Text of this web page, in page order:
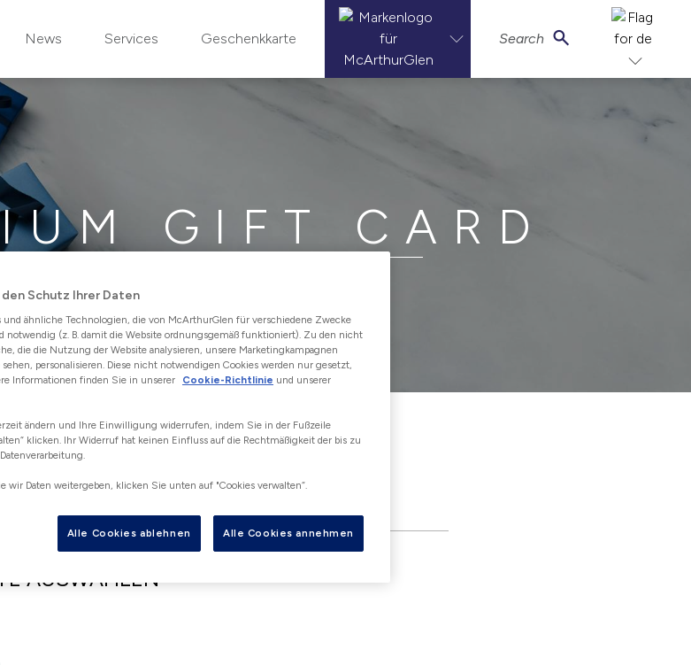
News Services Geschenkkarte Search
GIFT CARD
Deine Details
AUSWÄHLEN
Schutz Ihrer Daten
und ähnliche Technologien, die von McArthurGlen für verschiedene Zwecke
notwendig (z. B. damit die Website ordnungsgemäß funktioniert). Zu den nicht
die die Nutzung der Website analysieren, unsere Marketingkampagnen
personalisieren. Diese nicht notwendigen Cookies werden nur gesetzt,
Informationen finden Sie in unserer
Cookie-Richtlinie und unserer
ändern und Ihre Einwilligung widerrufen, indem Sie in der Fußzeile
klicken. Ihr Widerruf hat keinen Einfluss auf die Rechtmäßigkeit der bis zu
wir Daten weitergeben, klicken Sie unten auf "Cookies verwalten“.
Alle Cookies ablehnen Alle Cookies annehmen